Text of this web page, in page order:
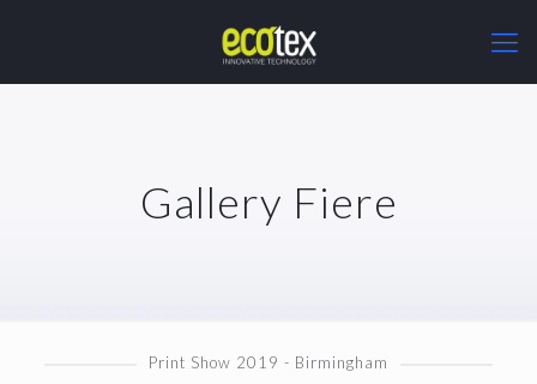
Gallery Fiere
Print Show 2019 - Birmingham